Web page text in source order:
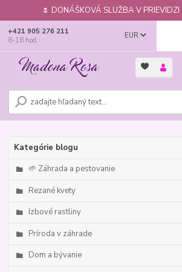
🌷 DONÁŠKOVÁ SLUŽBA V
EUR
+421 905 276 211
8-18 hod.
Kategórie blogu
🌱 Záhrada a pestovanie
Rezané kvety
Izbové rastliny
Príroda v záhrade
Dom a bývanie